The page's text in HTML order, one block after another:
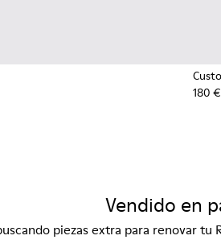
180 €
Vendido en
piezas extra para renovar tu